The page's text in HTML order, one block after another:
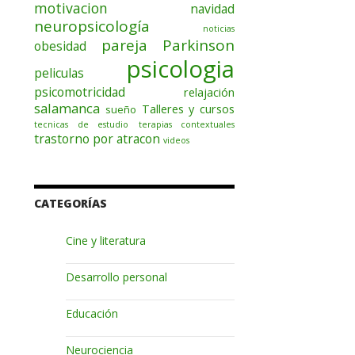
motivacion navidad
neuropsicología noticias
obesidad pareja Parkinson
peliculas psicologia
psicomotricidad relajación
salamanca sueño Talleres y cursos
tecnicas de estudio terapias contextuales
trastorno por atracon videos
CATEGORÍAS
Cine y literatura
Desarrollo personal
Educación
Neurociencia